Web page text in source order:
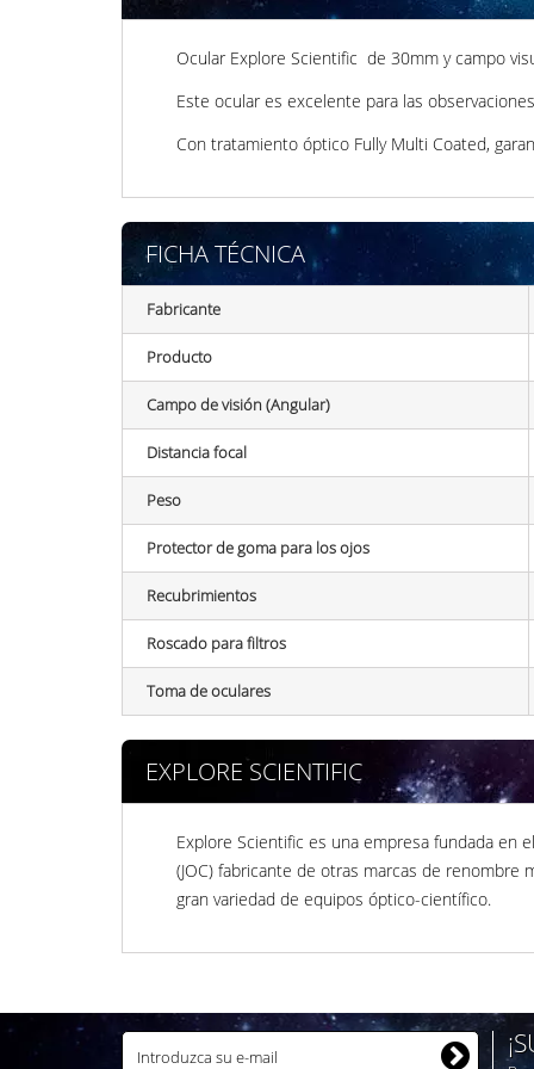
Ocular Explore Scientific de 30mm y campo
Este ocular es excelente para las
Con tratamiento óptico Fully Multi Coated,
FICHA TÉCNICA
Fabricante
Producto
Campo de visión (Angular)
Distancia focal
Peso
Protector de goma para los ojos
Recubrimientos
Roscado para filtros
Toma de oculares
EXPLORE SCIENTIFIC
Explore Scientific es una empresa fundada en
(JOC) fabricante de otras marcas de renombre
gran variedad de equipos óptico-científico.